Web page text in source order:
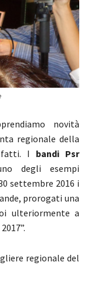
novità
regionale della
fatti. I bandi Psr
degli esempi
settembre 2016 i
prorogati una
ulteriormente a
regionale del